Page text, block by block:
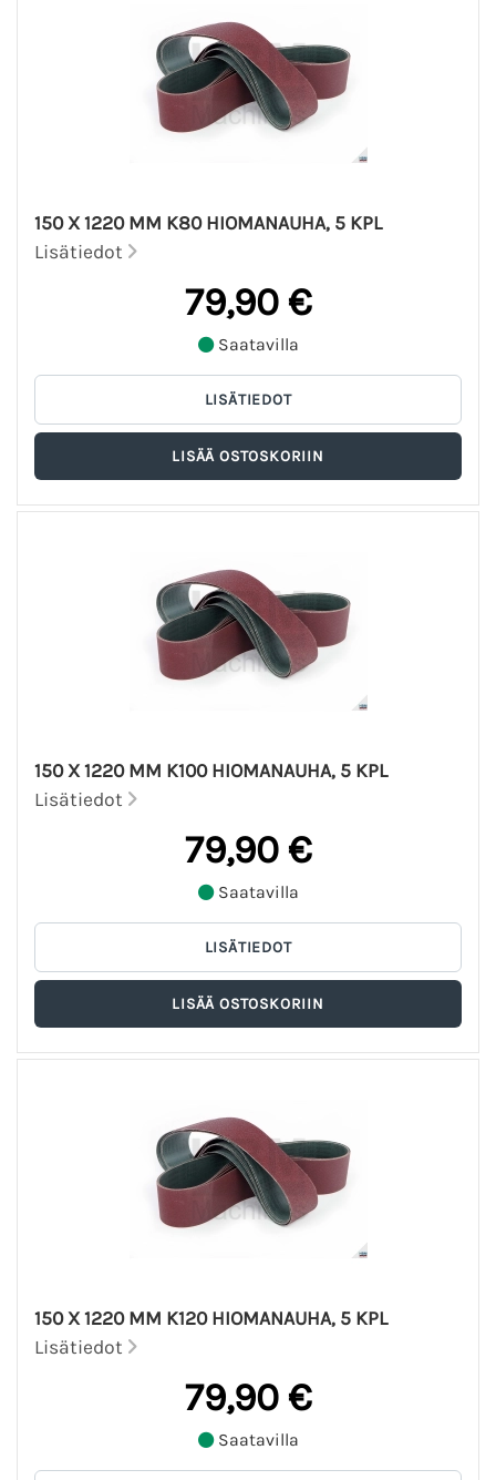
150 X 1220 MM K80 HIOMANAUHA, 5 KPL
Lisätiedot
79,90 €
Saatavilla
150 X 1220 MM K100 HIOMANAUHA, 5 KPL
Lisätiedot
79,90 €
Saatavilla
150 X 1220 MM K120 HIOMANAUHA, 5 KPL
Lisätiedot
79,90 €
Saatavilla